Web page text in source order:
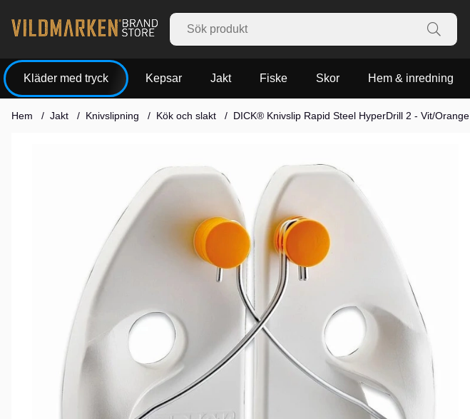
Kläder med tryck Kepsar Jakt Fiske Skor Hem & inredning
Hem Jakt Knivslipning Kök och slakt DICK® Knivslip Rapid Steel HyperDrill 2 - Vit/Orange